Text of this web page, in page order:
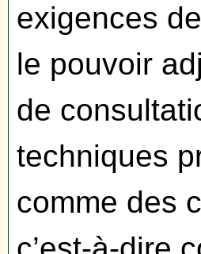
exigences
le pouvoir
de
techniques
comme des